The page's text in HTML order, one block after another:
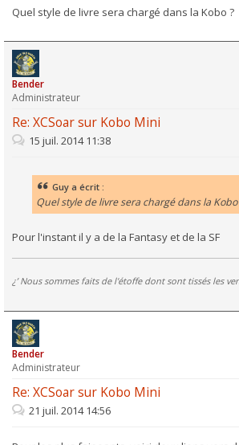
Quel style de livre sera chargé dans la Kobo ?
Bender
Administrateur
Re: XCSoar sur Kobo Mini
15 juil. 2014 11:38
Guy a écrit :
Quel style de livre sera chargé dans la Kobo
Pour l'instant il y a de la Fantasy et de la SF
¿’ Nous sommes faits de l'étoffe dont sont tissés les
Bender
Administrateur
Re: XCSoar sur Kobo Mini
21 juil. 2014 14:56